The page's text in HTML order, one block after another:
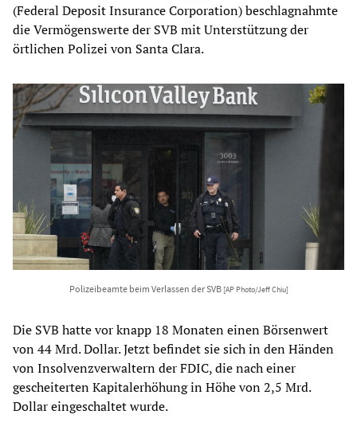
(Federal Deposit Insurance Corporation) beschlagnahmte
die Vermögenswerte der SVB mit Unterstützung der
örtlichen Polizei von Santa Clara.
Polizeibeamte beim Verlassen der SVB [AP Photo/Jeff Chiu]
Die SVB hatte vor knapp 18 Monaten einen Börsenwert
von 44 Mrd. Dollar. Jetzt befindet sie sich in den Händen
von Insolvenzverwaltern der FDIC, die nach einer
gescheiterten Kapitalerhöhung in Höhe von 2,5 Mrd.
Dollar eingeschaltet wurde.